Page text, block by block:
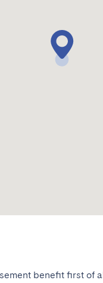
benefit first of